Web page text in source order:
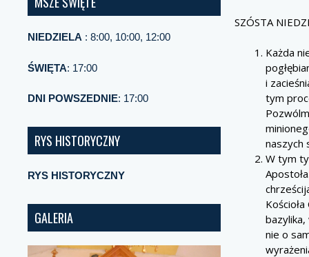
NIEDZIELA : 8:00, 10:00, 12:00
ŚWIĘTA: 17:00
DNI POWSZEDNIE: 17:00
RYS HISTORYCZNY
RYS HISTORYCZNY
GALERIA
SZÓSTA
Każda
i
tym
naszych
W tym
nie o